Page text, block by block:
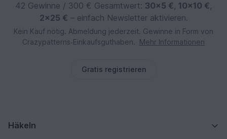
42 Gewinne / 300 € Gesamtwert: 30×5 €, 10×10 €,
2×25 € – einfach Newsletter aktivieren.
Kein Kauf nötig. Abmeldung jederzeit. Gewinne in Form von
Crazypatterns‑Einkaufsguthaben.
Mehr Informationen
Gratis registrieren
Häkeln